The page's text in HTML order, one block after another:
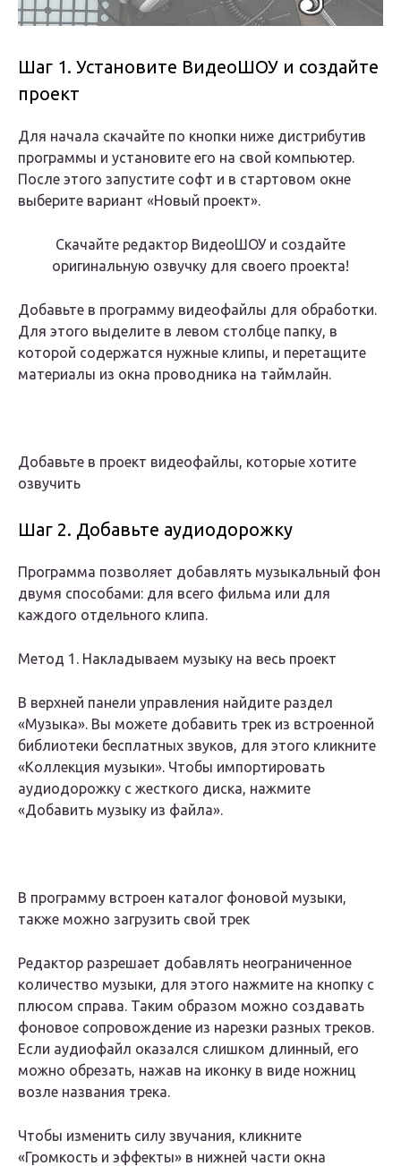
Шаг 1. Установите ВидеоШОУ и создайте
проект
Для начала скачайте по кнопки ниже дистрибутив
программы и установите его на свой компьютер.
После этого запустите софт и в стартовом окне
выберите вариант «Новый проект».
Скачайте редактор ВидеоШОУ и создайте
оригинальную озвучку для своего проекта!
Добавьте в программу видеофайлы для обработки.
Для этого выделите в левом столбце папку, в
которой содержатся нужные клипы, и перетащите
материалы из окна проводника на таймлайн.
Добавьте в проект видеофайлы, которые хотите
озвучить
Шаг 2. Добавьте аудиодорожку
Программа позволяет добавлять музыкальный фон
двумя способами: для всего фильма или для
каждого отдельного клипа.
Метод 1. Накладываем музыку на весь проект
В верхней панели управления найдите раздел
«Музыка». Вы можете добавить трек из встроенной
библиотеки бесплатных звуков, для этого кликните
«Коллекция музыки». Чтобы импортировать
аудиодорожку с жесткого диска, нажмите
«Добавить музыку из файла».
В программу встроен каталог фоновой музыки,
также можно загрузить свой трек
Редактор разрешает добавлять неограниченное
количество музыки, для этого нажмите на кнопку с
плюсом справа. Таким образом можно создавать
фоновое сопровождение из нарезки разных треков.
Если аудиофайл оказался слишком длинный, его
можно обрезать, нажав на иконку в виде ножниц
возле названия трека.
Чтобы изменить силу звучания, кликните
«Громкость и эффекты» в нижней части окна